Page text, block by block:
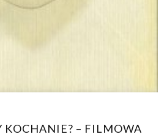
KOCHANIE? – FILMOWA